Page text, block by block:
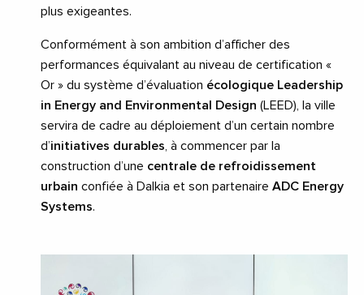
plus exigeantes.
Conformément à son ambition d’afficher des
performances équivalant au niveau de certification «
Or » du système d’évaluation écologique Leadership
in Energy and Environmental Design (LEED), la ville
servira de cadre au déploiement d’un certain nombre
d’initiatives durables , à commencer par la
construction d’une centrale de refroidissement
urbain confiée à Dalkia et son partenaire ADC Energy
Systems.